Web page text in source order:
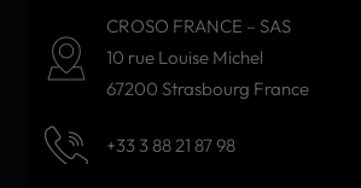
CROSO FRANCE – SAS
10 rue Louise Michel
67200 Strasbourg France
+33 3 88 21 87 98